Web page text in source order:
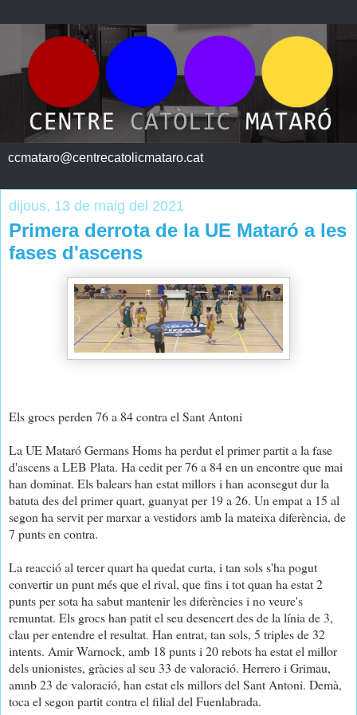
ccmataro@centrecatolicmataro.cat
dijous, 13 de maig del 2021
Primera derrota de la UE Mataró a les
fases d'ascens
Els grocs perden 76 a 84 contra el Sant Antoni
La UE Mataró Germans Homs ha perdut el primer partit a la fase
d'ascens a LEB Plata. Ha cedit per 76 a 84 en un encontre que mai
han dominat. Els balears han estat millors i han aconsegut dur la
batuta des del primer quart, guanyat per 19 a 26. Un empat a 15 al
segon ha servit per marxar a vestidors amb la mateixa diferència, de
7 punts en contra.
La reacció al tercer quart ha quedat curta, i tan sols s'ha pogut
convertir un punt més que el rival, que fins i tot quan ha estat 2
punts per sota ha sabut mantenir les diferències i no veure's
remuntat. Els grocs han patit el seu desencert des de la línia de 3,
clau per entendre el resultat. Han entrat, tan sols, 5 triples de 32
intents. Amir Warnock, amb 18 punts i 20 rebots ha estat el millor
dels unionistes, gràcies al seu 33 de valoració. Herrero i Grimau,
amnb 23 de valoració, han estat els millors del Sant Antoni. Demà,
toca el segon partit contra el filial del Fuenlabrada.